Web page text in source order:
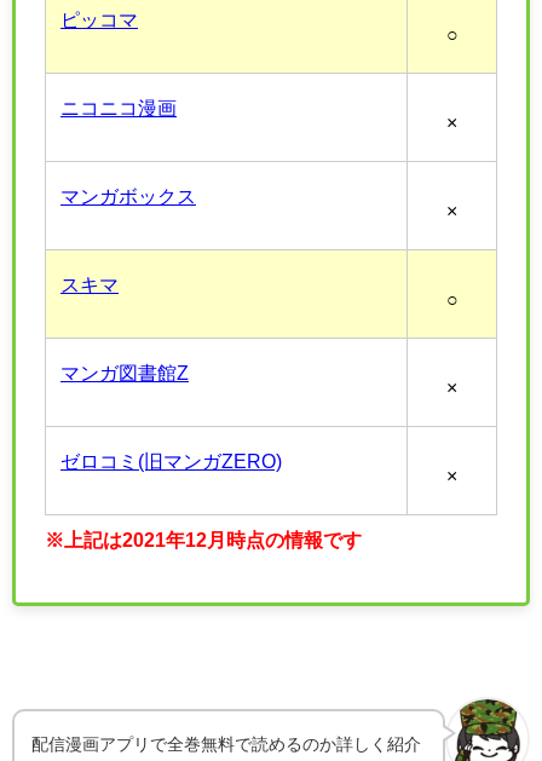
ピッコマ
○
ニコニコ漫画
×
マンガボックス
×
スキマ
○
マンガ図書館Z
×
ゼロコミ(旧マンガZERO)
×
※上記は2021年12月時点の情報です
配信漫画アプリで全巻無料で読めるのか詳しく紹介